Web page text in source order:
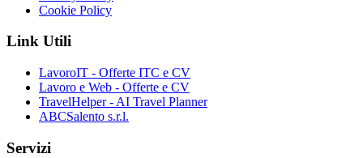
Cookie Policy
Link Utili
LavoroIT - Offerte ITC e CV
Lavoro e Web - Offerte e CV
TravelHelper - AI Travel Planner
ABCSalento s.r.l.
Servizi